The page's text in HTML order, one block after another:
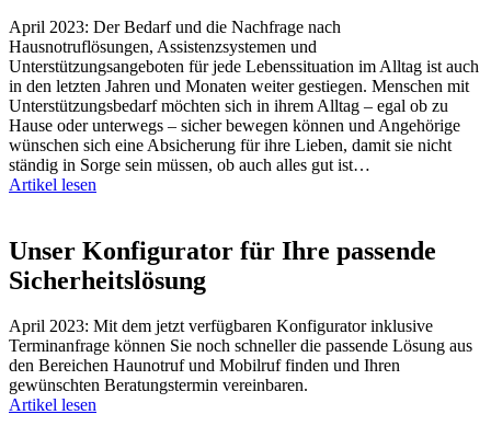
April 2023: Der Bedarf und die Nachfrage nach
Hausnotruflösungen, Assistenzsystemen und
Unterstützungsangeboten für jede Lebenssituation im Alltag ist auch
in den letzten Jahren und Monaten weiter gestiegen. Menschen mit
Unterstützungsbedarf möchten sich in ihrem Alltag – egal ob zu
Hause oder unterwegs – sicher bewegen können und Angehörige
wünschen sich eine Absicherung für ihre Lieben, damit sie nicht
ständig in Sorge sein müssen, ob auch alles gut ist…
Artikel lesen
Unser Konfigurator für Ihre passende
Sicherheitslösung
April 2023: Mit dem jetzt verfügbaren Konfigurator inklusive
Terminanfrage können Sie noch schneller die passende Lösung aus
den Bereichen Haunotruf und Mobilruf finden und Ihren
gewünschten Beratungstermin vereinbaren.
Artikel lesen